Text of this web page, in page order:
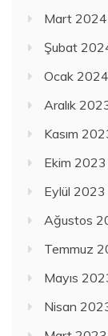
Mart 2024
Şubat
Ocak 2024
Aralık
Kasım
Ekim 2023
Eylül 2023
Ağustos
Temmuz
Mayıs
Nisan